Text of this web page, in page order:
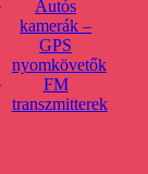
Autós
kamerák –
GPS
nyomkövetők
FM
transzmitterek